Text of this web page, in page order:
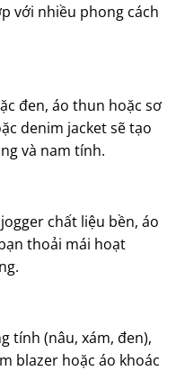
với nhiều phong cách
đen, áo thun hoặc sơ
denim jacket sẽ tạo
và nam tính.
chất liệu bền, áo
thoải mái hoạt
tính (nâu, xám, đen),
blazer hoặc áo khoác